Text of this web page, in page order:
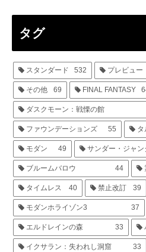
タグ
スタンダード 532 プレビュー
その他 69 FINAL FANTASY
ダスクモーン：戦慄の館
ファウンデーションズ 55 タ
モダン 49 サンダー・ジャン
ブルームバロウ 44
タイムレス 40 禁止改訂 39
モダンホライゾン3 37
エルドレインの森 33
イクサラン：失われし洞窟 33